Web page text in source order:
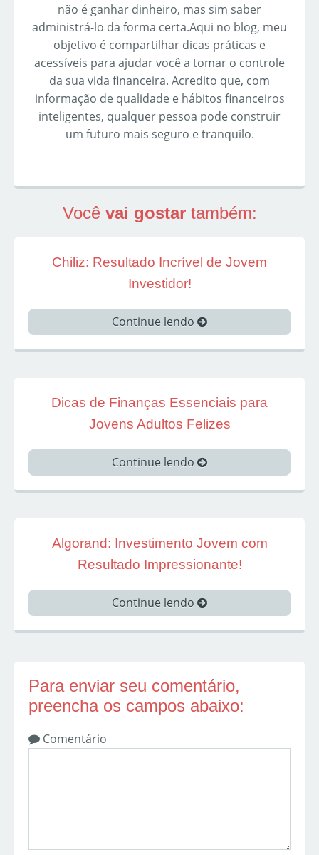
não é ganhar dinheiro, mas sim saber
administrá-lo da forma certa.Aqui no blog, meu
objetivo é compartilhar dicas práticas e
acessíveis para ajudar você a tomar o controle
da sua vida financeira. Acredito que, com
informação de qualidade e hábitos financeiros
inteligentes, qualquer pessoa pode construir
um futuro mais seguro e tranquilo.
Você vai gostartambém:
Chiliz: Resultado Incrível de Jovem
Investidor!
Continue lendo
Dicas de Finanças Essenciais para
Jovens Adultos Felizes
Continue lendo
Algorand: Investimento Jovem com
Resultado Impressionante!
Continue lendo
Para enviar seu comentário,
preencha os campos abaixo:
Comentário